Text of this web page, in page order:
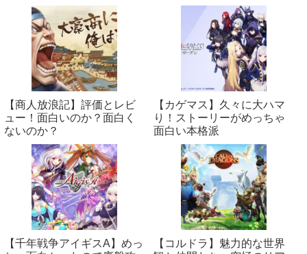
【商人放浪‪記】評価とレビ
ュー！面白いのか？面白く
ないのか？
【カゲマス】久々に大ハマ
り！ストーリーがめっちゃ
面白い本格派
【千年戦争アイギスA】めっ
【コルドラ】魅力的な世界